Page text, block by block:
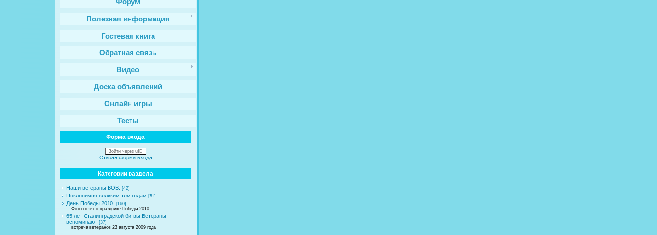
Форум
Полезная информация
Гостевая книга
Обратная связь
Видео
Доска объявлений
Онлайн игры
Тесты
Форма входа
Войти через uID
Старая форма входа
Категории раздела
Наши ветераны ВОВ. [42]
Поклонимся великим тем годам [51]
День Победы 2010.
[160]
Фото отчёт о празднике Победы 2010
65 лет Сталинградской битвы.Ветераны
вспоминают [37]
встреча ветеранов 23 августа 2009 года